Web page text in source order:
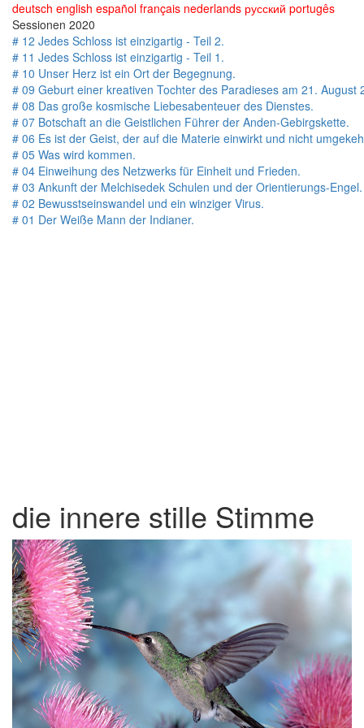
deutsch english español français nederlands русский portugês
Sessionen 2020
# 12 Jedes Schloss ist einzigartig - Teil 2.
# 11 Jedes Schloss ist einzigartig - Teil 1.
# 10 Unser Herz ist ein Ort der Begegnung.
# 09 Geburt einer kreativen Tochter des Paradieses am 21. August
# 08 Das große kosmische Liebesabenteuer des Dienstes.
# 07 Botschaft an die Geistlichen Führer der Anden-Gebirgskette.
# 06 Es ist der Geist, der auf die Materie einwirkt und nicht
# 05 Was wird kommen.
# 04 Einweihung des Netzwerks für Einheit und Frieden.
# 03 Ankunft der Melchisedek Schulen und der Orientierungs-Engel.
# 02 Bewusstseinswandel und ein winziger Virus.
# 01 Der Weiße Mann der Indianer.
die innere stille Stimme